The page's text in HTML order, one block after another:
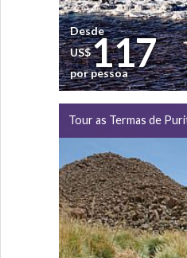
Desde
US$117
por pessoa
Tour as Termas de